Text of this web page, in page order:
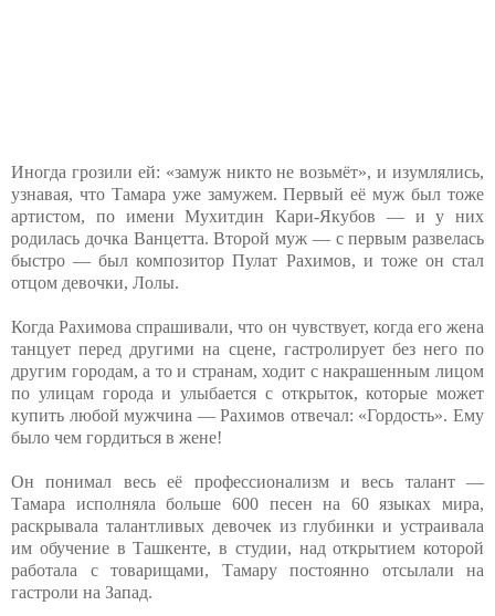
Иногда грозили ей: «замуж никто не возьмёт», и изумлялись,
узнавая, что Тамара уже замужем. Первый её муж был тоже
артистом, по имени Мухитдин Кари-Якубов — и у них
родилась дочка Ванцетта. Второй муж — с первым развелась
быстро — был композитор Пулат Рахимов, и тоже он стал
отцом девочки, Лолы.
Когда Рахимова спрашивали, что он чувствует, когда его жена
танцует перед другими на сцене, гастролирует без него по
другим городам, а то и странам, ходит с накрашенным лицом
по улицам города и улыбается с открыток, которые может
купить любой мужчина — Рахимов отвечал: «Гордость». Ему
было чем гордиться в жене!
Он понимал весь её профессионализм и весь талант —
Тамара исполняла больше 600 песен на 60 языках мира,
раскрывала талантливых девочек из глубинки и устраивала
им обучение в Ташкенте, в студии, над открытием которой
работала с товарищами, Тамару постоянно отсылали на
гастроли на Запад.